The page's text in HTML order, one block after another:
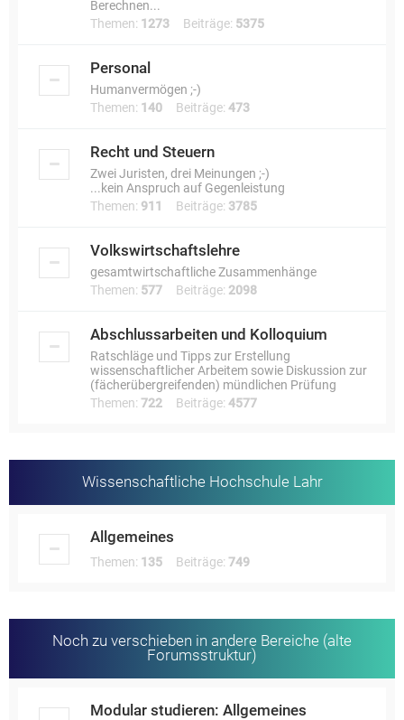
Berechnen...
Themen: 1273 Beiträge: 5375
Personal
Humanvermögen ;-)
Themen: 140 Beiträge: 473
Recht und Steuern
Zwei Juristen, drei Meinungen ;-)
...kein Anspruch auf Gegenleistung
Themen: 911 Beiträge: 3785
Volkswirtschaftslehre
gesamtwirtschaftliche Zusammenhänge
Themen: 577 Beiträge: 2098
Abschlussarbeiten und Kolloquium
Ratschläge und Tipps zur Erstellung
wissenschaftlicher Arbeitem sowie Diskussion zur
(fächerübergreifenden) mündlichen Prüfung
Themen: 722 Beiträge: 4577
Wissenschaftliche Hochschule Lahr
Allgemeines
Themen: 135 Beiträge: 749
Noch zu verschieben in andere Bereiche (alte
Forumsstruktur)
Modular studieren: Allgemeines